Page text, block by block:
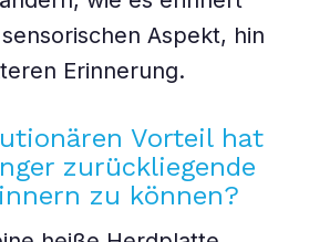
Aspekt, hin
Erinnerung.
Vorteil hat
zurückliegende
zu können?